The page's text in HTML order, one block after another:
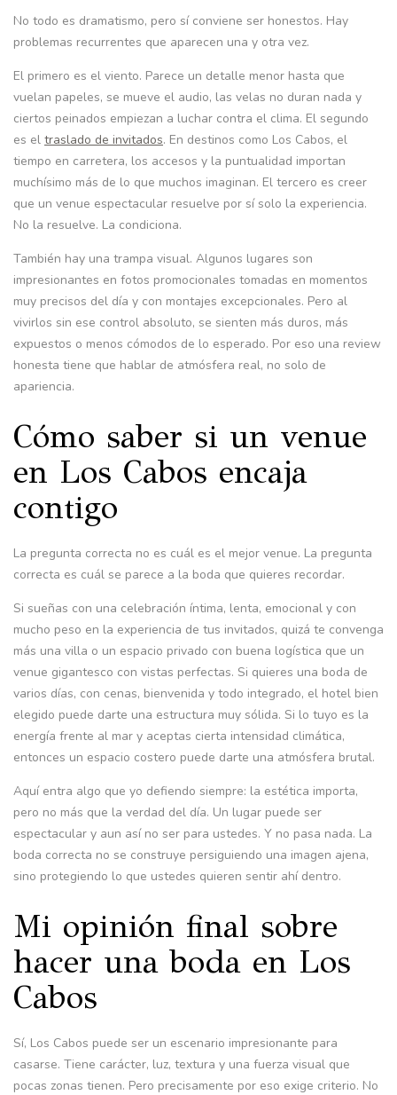
No todo es dramatismo, pero sí conviene ser honestos. Hay
problemas recurrentes que aparecen una y otra vez.
El primero es el viento. Parece un detalle menor hasta que
vuelan papeles, se mueve el audio, las velas no duran nada y
ciertos peinados empiezan a luchar contra el clima. El segundo
es el traslado de invitados. En destinos como Los Cabos, el
tiempo en carretera, los accesos y la puntualidad importan
muchísimo más de lo que muchos imaginan. El tercero es creer
que un venue espectacular resuelve por sí solo la experiencia.
No la resuelve. La condiciona.
También hay una trampa visual. Algunos lugares son
impresionantes en fotos promocionales tomadas en momentos
muy precisos del día y con montajes excepcionales. Pero al
vivirlos sin ese control absoluto, se sienten más duros, más
expuestos o menos cómodos de lo esperado. Por eso una review
honesta tiene que hablar de atmósfera real, no solo de
apariencia.
Cómo saber si un venue
en Los Cabos encaja
contigo
La pregunta correcta no es cuál es el mejor venue. La pregunta
correcta es cuál se parece a la boda que quieres recordar.
Si sueñas con una celebración íntima, lenta, emocional y con
mucho peso en la experiencia de tus invitados, quizá te convenga
más una villa o un espacio privado con buena logística que un
venue gigantesco con vistas perfectas. Si quieres una boda de
varios días, con cenas, bienvenida y todo integrado, el hotel bien
elegido puede darte una estructura muy sólida. Si lo tuyo es la
energía frente al mar y aceptas cierta intensidad climática,
entonces un espacio costero puede darte una atmósfera brutal.
Aquí entra algo que yo defiendo siempre: la estética importa,
pero no más que la verdad del día. Un lugar puede ser
espectacular y aun así no ser para ustedes. Y no pasa nada. La
boda correcta no se construye persiguiendo una imagen ajena,
sino protegiendo lo que ustedes quieren sentir ahí dentro.
Mi opinión final sobre
hacer una boda en Los
Cabos
Sí, Los Cabos puede ser un escenario impresionante para
casarse. Tiene carácter, luz, textura y una fuerza visual que
pocas zonas tienen. Pero precisamente por eso exige criterio. No